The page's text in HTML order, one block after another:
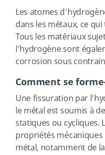
Les atomes
dans les métaux, ce
Tous les matériaux
l’hydrogène sont
corrosion sous
Comment se
Une fissuration par
le métal est soumis à
statiques ou cycliques.
propriétés
métal, notamment de